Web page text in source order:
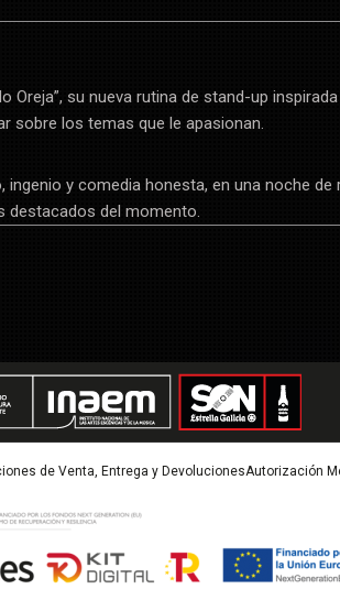
Oreja”, su nueva rutina de stand-up
sobre los temas que le apasionan.
y comedia honesta, en una noche de
destacados del momento.
de Venta, Entrega y DevolucionesAutorización